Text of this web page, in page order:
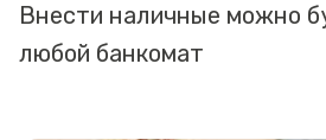
Внести наличные можно
любой банкомат